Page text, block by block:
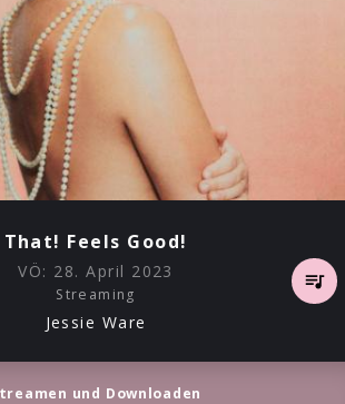
That! Feels Good!
VÖ: 28. April 2023
Streaming
Jessie Ware
und Downloaden